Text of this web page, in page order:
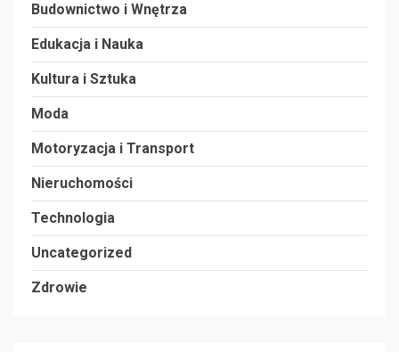
Budownictwo i Wnętrza
Edukacja i Nauka
Kultura i Sztuka
Moda
Motoryzacja i Transport
Nieruchomości
Technologia
Uncategorized
Zdrowie